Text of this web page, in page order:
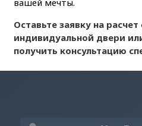
вашей мечты.
Оставьте заявку на
индивидуальной двери
получить консультацию